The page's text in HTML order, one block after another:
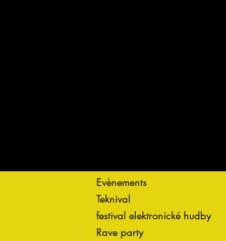
Evènements
Teknival
festival elektronické hudby
Rave party